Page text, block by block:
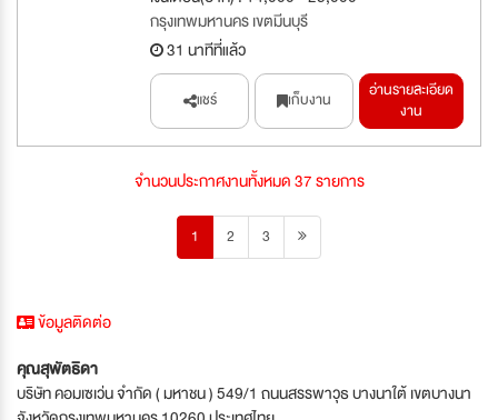
กรุงเทพมหานคร เขตมีนบุรี
31 นาทีที่แล้ว
แชร์ เก็บงาน
อ่านรายละเอียด
งาน
จำนวนประกาศงานทั้งหมด 37 รายการ
1 2 3
ข้อมูลติดต่อ
คุณสุพัตธิดา
บริษัท คอมเซเว่น จำกัด ( มหาชน ) 549/1 ถนนสรรพาวุธ บางนาใต้ เขตบางนา